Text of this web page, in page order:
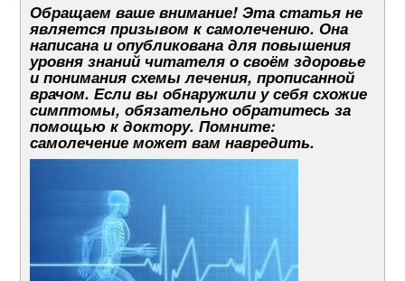
Обращаем ваше внимание! Эта статья не
является призывом к самолечению. Она
написана и опубликована для повышения
уровня знаний читателя о своём здоровье
и понимания схемы лечения, прописанной
врачом. Если вы обнаружили у себя схожие
симптомы, обязательно обратитесь за
помощью к доктору. Помните:
самолечение может вам навредить.